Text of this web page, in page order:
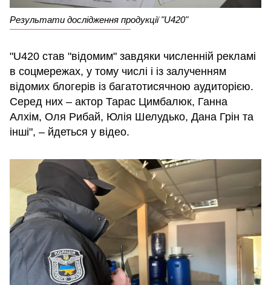
Результати дослідження продукції "U420"
"U420 став "відомим" завдяки численній рекламі
в соцмережах, у тому числі і із залученням
відомих блогерів із багатотисячною аудиторією.
Серед них – актор Тарас Цимбалюк, Ганна
Алхім, Оля Рибай, Юлія Шелудько, Дана Грін та
інші", – йдеться у відео.